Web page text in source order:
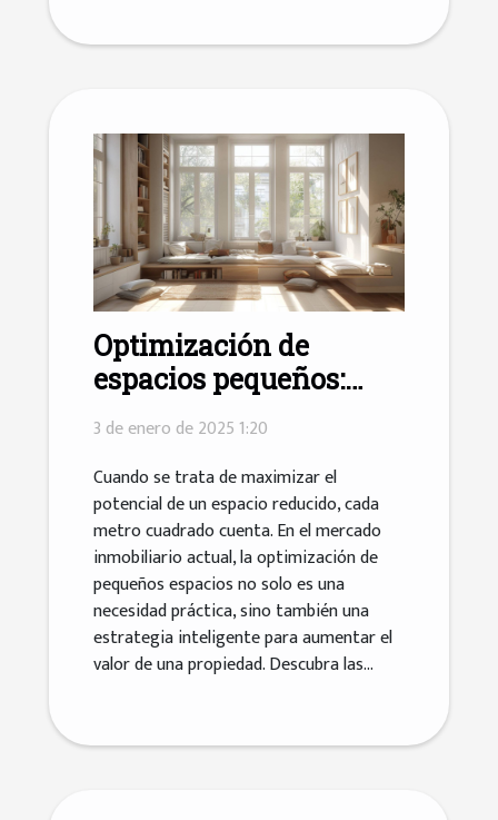
Optimización de
espacios pequeños:
técnicas para
aumentar su valor
inmobiliario
3 de enero de 2025 1:20
Cuando se trata de maximizar el
potencial de un espacio reducido, cada
metro cuadrado cuenta. En el mercado
inmobiliario actual, la optimización de
pequeños espacios no solo es una
necesidad práctica, sino también una
estrategia inteligente para aumentar el
valor de una propiedad. Descubra las...